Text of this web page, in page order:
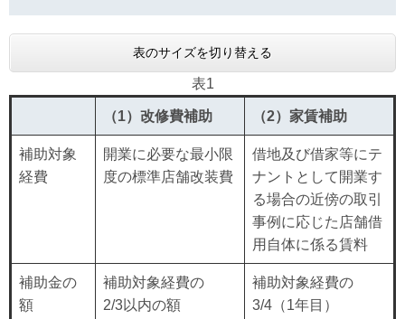
表のサイズを切り替える
表1
（1）改修費補助 （2）家賃補助
補助対象
経費
開業に必要な最小限
度の標準店舗改装費
借地及び借家等にテ
ナントとして開業す
る場合の近傍の取引
事例に応じた店舗借
用自体に係る賃料
補助金の
額
補助対象経費の
2/3以内の額
補助対象経費の
3/4（1年目）